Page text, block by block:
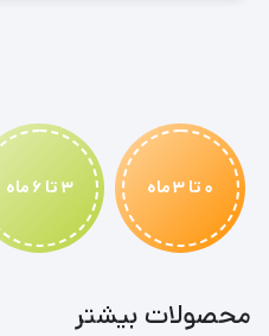
0 تا 3 ماه 3 تا 6 ماه
محصولات بیشتر